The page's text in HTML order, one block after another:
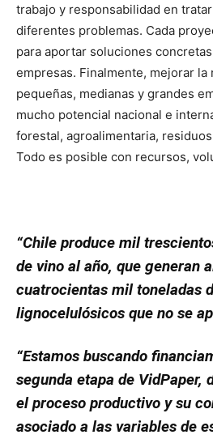
trabajo y responsabilidad en
diferentes problemas. Cada
para aportar soluciones
empresas. Finalmente, mejorar la
pequeñas, medianas y grandes
mucho potencial nacional e
forestal, agroalimentaria,
Todo es posible con recursos,
“Chile produce mil
de vino al año, que generan
cuatrocientas mil toneladas
lignocelulósicos que no se
“Estamos buscando
segunda etapa de VidPaper,
el proceso productivo y su
asociado a las variables de